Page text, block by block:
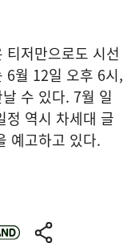
저만으로도 시선
6월 12일 오후 6시,
수 있다. 7월 일
정 역시 차세대 글
예고하고 있다.